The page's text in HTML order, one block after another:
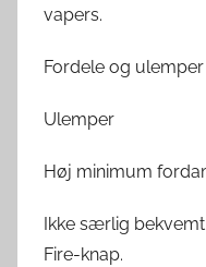
vapers.
Fordele og ulemper
Ulemper
Høj minimum
Ikke særlig
Fire-knap.